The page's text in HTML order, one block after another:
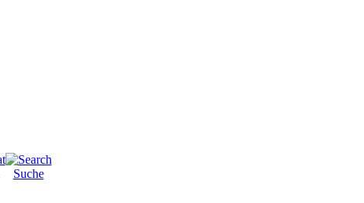
Suche